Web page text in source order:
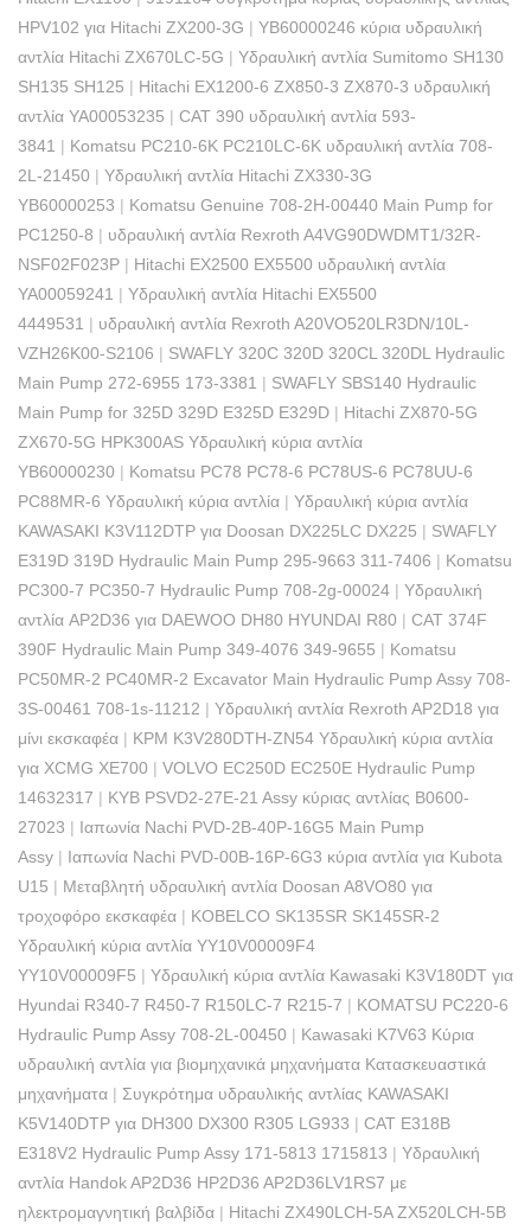
HPV102 για Hitachi ZX200-3G | YB60000246 κύρια υδραυλική
αντλία Hitachi ZX670LC-5G | Υδραυλική αντλία Sumitomo SH130
SH135 SH125 | Hitachi EX1200-6 ZX850-3 ZX870-3 υδραυλική
αντλία YA00053235 | CAT 390 υδραυλική αντλία 593-
3841 | Komatsu PC210-6K PC210LC-6K υδραυλική αντλία 708-
2L-21450 | Υδραυλική αντλία Hitachi ZX330-3G
YB60000253 | Komatsu Genuine 708-2H-00440 Main Pump for
PC1250-8 | υδραυλική αντλία Rexroth A4VG90DWDMT1/32R-
NSF02F023P | Hitachi EX2500 EX5500 υδραυλική αντλία
YA00059241 | Υδραυλική αντλία Hitachi EX5500
4449531 | υδραυλική αντλία Rexroth A20VO520LR3DN/10L-
VZH26K00-S2106 | SWAFLY 320C 320D 320CL 320DL Hydraulic
Main Pump 272-6955 173-3381 | SWAFLY SBS140 Hydraulic
Main Pump for 325D 329D E325D E329D | Hitachi ZX870-5G
ZX670-5G HPK300AS Υδραυλική κύρια αντλία
YB60000230 | Komatsu PC78 PC78-6 PC78US-6 PC78UU-6
PC88MR-6 Υδραυλική κύρια αντλία | Υδραυλική κύρια αντλία
KAWASAKI K3V112DTP για Doosan DX225LC DX225 | SWAFLY
E319D 319D Hydraulic Main Pump 295-9663 311-7406 | Komatsu
PC300-7 PC350-7 Hydraulic Pump 708-2g-00024 | Υδραυλική
αντλία AP2D36 για DAEWOO DH80 HYUNDAI R80 | CAT 374F
390F Hydraulic Main Pump 349-4076 349-9655 | Komatsu
PC50MR-2 PC40MR-2 Excavator Main Hydraulic Pump Assy 708-
3S-00461 708-1s-11212 | Υδραυλική αντλία Rexroth AP2D18 για
μίνι εκσκαφέα | KPM K3V280DTH-ZN54 Υδραυλική κύρια αντλία
για XCMG XE700 | VOLVO EC250D EC250E Hydraulic Pump
14632317 | KYB PSVD2-27E-21 Assy κύριας αντλίας B0600-
27023 | Ιαπωνία Nachi PVD-2B-40P-16G5 Main Pump
Assy | Ιαπωνία Nachi PVD-00B-16P-6G3 κύρια αντλία για Kubota
U15 | Μεταβλητή υδραυλική αντλία Doosan A8VO80 για
τροχοφόρο εκσκαφέα | KOBELCO SK135SR SK145SR-2
Υδραυλική κύρια αντλία YY10V00009F4
YY10V00009F5 | Υδραυλική κύρια αντλία Kawasaki K3V180DT για
Hyundai R340-7 R450-7 R150LC-7 R215-7 | KOMATSU PC220-6
Hydraulic Pump Assy 708-2L-00450 | Kawasaki K7V63 Κύρια
υδραυλική αντλία για βιομηχανικά μηχανήματα Κατασκευαστικά
μηχανήματα | Συγκρότημα υδραυλικής αντλίας KAWASAKI
K5V140DTP για DH300 DX300 R305 LG933 | CAT E318B
E318V2 Hydraulic Pump Assy 171-5813 1715813 | Υδραυλική
αντλία Handok AP2D36 HP2D36 AP2D36LV1RS7 με
ηλεκτρομαγνητική βαλβίδα | Hitachi ZX490LCH-5A ZX520LCH-5B